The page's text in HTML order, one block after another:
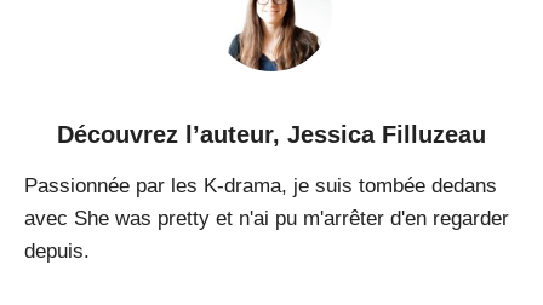
Découvrez l’auteur, Jessica Filluzeau
Passionnée par les K-drama, je suis tombée dedans
avec She was pretty et n'ai pu m'arrêter d'en regarder
depuis.